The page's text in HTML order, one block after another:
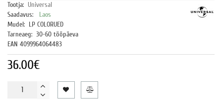
Tootja: Universal
Saadavus: Laos
Mudel: LP COLORUED
Tarneaeg: 30-60 tööpäeva
EAN 4099964064483
36.00€